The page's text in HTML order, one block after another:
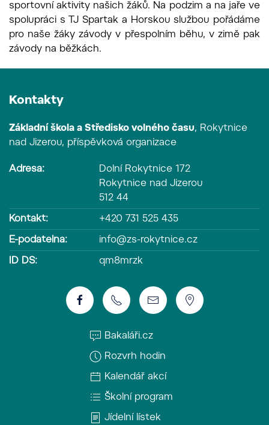
sportovní aktivity našich žáků. Na podzim a na jaře ve
spolupráci s TJ Spartak a Horskou službou pořádáme
pro naše žáky závody v přespolním běhu, v zimě pak
závody na běžkách.
Kontakty
Základní škola a Středisko volného času, Rokytnice
nad Jizerou, příspěvková organizace
Adresa:
Dolní Rokytnice 172
Rokytnice nad Jizerou
512 44
Kontakt: +420 731 525 435
E-podatelna: info@zs-rokytnice.cz
ID DS: qm8mrzk
Bakaláři.cz
Rozvrh hodin
Kalendář akcí
Školní program
Jídelní lístek